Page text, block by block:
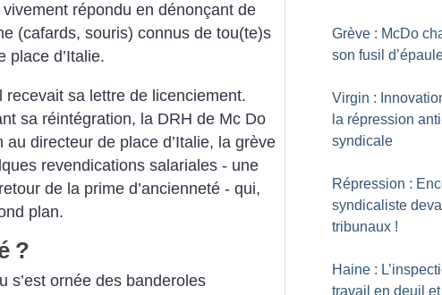
répondu en dénonçant de
(cafards, souris) connus de tou(te)s
place d’Italie.
sa lettre de licenciement.
sa réintégration, la DRH de Mc Do
directeur de place d’Italie, la grève
revendications salariales - une
de la prime d’ancienneté - qui,
plan.
?
s’est ornée des banderoles
Grève : McDo
son fusil
Virgin :
la répression
syndicale
Répression :
syndicaliste
tribunaux !
Haine :
travail en deuil et